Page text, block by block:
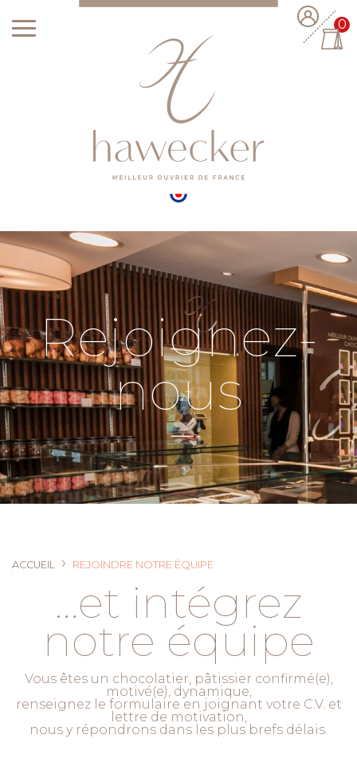
0
Rejoignez-
nous
ACCUEIL › REJOINDRE NOTRE ÉQUIPE
…et intégrez
notre équipe
Vous êtes un chocolatier, pâtissier confirmé(e),
motivé(e), dynamique,
renseignez le formulaire en joignant votre C.V. et
lettre de motivation,
nous y répondrons dans les plus brefs délais.